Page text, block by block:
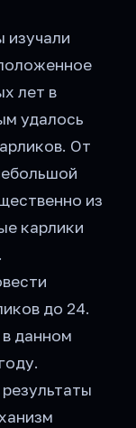
изучали
лет в
удалось
От
из
карлики
до 24.
данном